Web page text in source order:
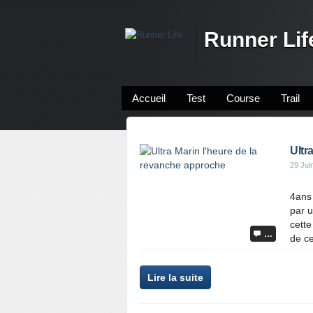
Runner
Accueil Test Course Trail
…
29
par
de
Lire la suite
a